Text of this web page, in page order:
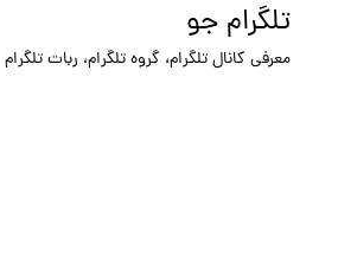
تلگرام جو
معرفی کانال تلگرام، گروه تلگرام، ربات تلگرام